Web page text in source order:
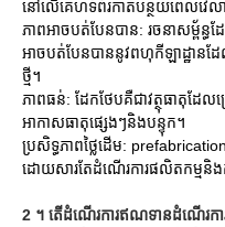
នៅលើគេហទំព័រកាត់បន្ថយពេលវេ
ភាពអាចបត់បែនបាន: រចនាសម្ព័ន្ធ
អាចបត់បែនបាននូវពហុកីឡាដ្ឋានដ
ថ្មី។
ភាពធន់: ដែកថែបគឺជាវត្ថុធាតុដែ
អាកាសធាតុផ្សេងៗនិងបន្ទុក។
ប្រសិទ្ធភាពថ្លៃដើម:
ដោយសារតែដំណើរការផលិតកម្មនិង
2 ។ តើដំណើរការឥណទានដំណើរកា